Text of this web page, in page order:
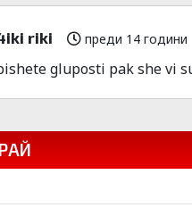
riki преди 14 години
gluposti pak she vi